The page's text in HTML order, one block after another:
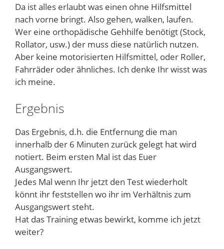
Da ist alles erlaubt was einen ohne Hilfsmittel
nach vorne bringt. Also gehen, walken, laufen.
Wer eine orthopädische Gehhilfe benötigt (Stock,
Rollator, usw.) der muss diese natürlich nutzen.
Aber keine motorisierten Hilfsmittel, oder Roller,
Fahrräder oder ähnliches. Ich denke Ihr wisst was
ich meine.
Ergebnis
Das Ergebnis, d.h. die Entfernung die man
innerhalb der 6 Minuten zurück gelegt hat wird
notiert. Beim ersten Mal ist das Euer
Ausgangswert.
Jedes Mal wenn Ihr jetzt den Test wiederholt
könnt ihr feststellen wo ihr im Verhältnis zum
Ausgangswert steht.
Hat das Training etwas bewirkt, komme ich jetzt
weiter?